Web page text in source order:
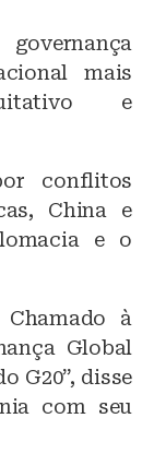
mais
e
conflitos
China e
e o
à
Global
G20”, disse
com seu